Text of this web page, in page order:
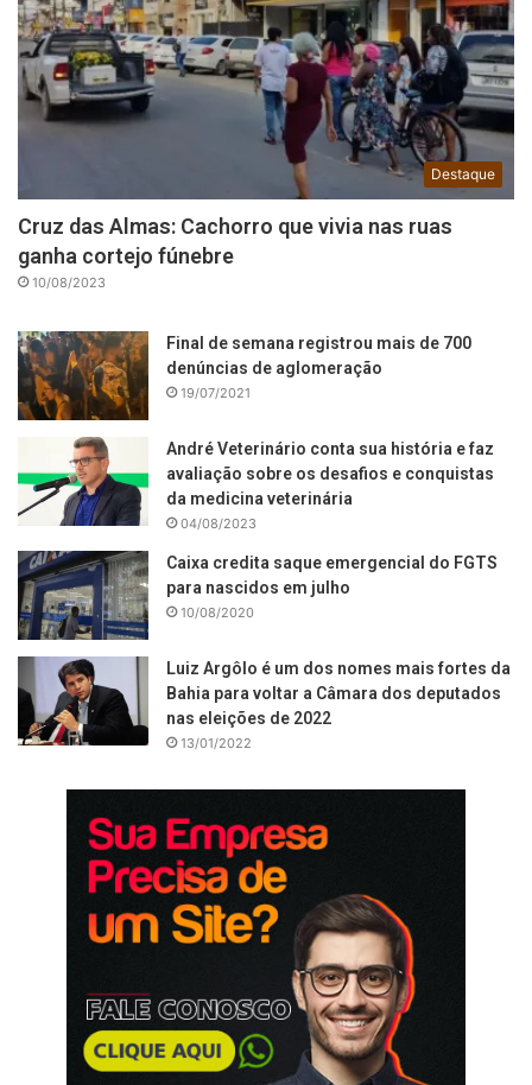
Destaque
Cruz das Almas: Cachorro que vivia nas ruas
ganha cortejo fúnebre
10/08/2023
Final de semana registrou mais de 700
denúncias de aglomeração
19/07/2021
André Veterinário conta sua história e faz
avaliação sobre os desafios e conquistas
da medicina veterinária
04/08/2023
Caixa credita saque emergencial do FGTS
para nascidos em julho
10/08/2020
Luiz Argôlo é um dos nomes mais fortes da
Bahia para voltar a Câmara dos deputados
nas eleições de 2022
13/01/2022